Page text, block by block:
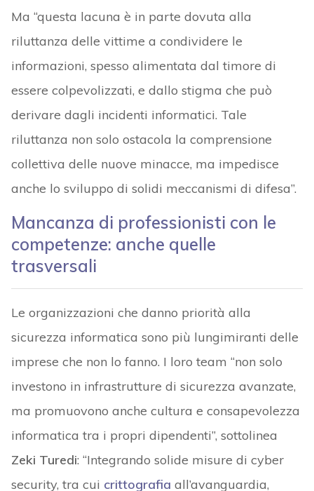
Ma “questa lacuna è in parte dovuta alla
riluttanza delle vittime a condividere le
informazioni, spesso alimentata dal timore di
essere colpevolizzati, e dallo stigma che può
derivare dagli incidenti informatici. Tale
riluttanza non solo ostacola la comprensione
collettiva delle nuove minacce, ma impedisce
anche lo sviluppo di solidi meccanismi di difesa”.
Mancanza di professionisti con le
competenze: anche quelle
trasversali
Le organizzazioni che danno priorità alla
sicurezza informatica sono più lungimiranti delle
imprese che non lo fanno. I loro team “non solo
investono in infrastrutture di sicurezza avanzate,
ma promuovono anche cultura e consapevolezza
informatica tra i propri dipendenti”, sottolinea
Zeki Turedi: “Integrando solide misure di cyber
security, tra cui crittografia all’avanguardia,